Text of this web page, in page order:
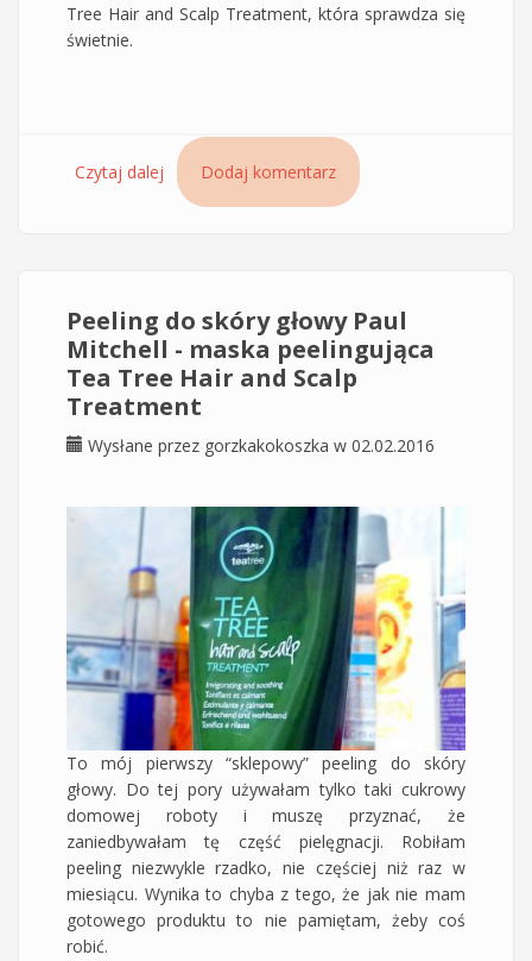
Tree Hair and Scalp Treatment, która sprawdza się
świetnie.
Czytaj dalej wpis Odżywka Tea Tree Special Paul Mitchell
Dodaj komentarz
Peeling do skóry głowy Paul
Mitchell - maska peelingująca
Tea Tree Hair and Scalp
Treatment
Wysłane przez gorzkakokoszka w 02.02.2016
To mój pierwszy “sklepowy” peeling do skóry
głowy. Do tej pory używałam tylko taki cukrowy
domowej roboty i muszę przyznać, że
zaniedbywałam tę część pielęgnacji. Robiłam
peeling niezwykle rzadko, nie częściej niż raz w
miesiącu. Wynika to chyba z tego, że jak nie mam
gotowego produktu to nie pamiętam, żeby coś
robić.